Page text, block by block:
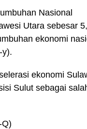
Nasional
Utara sebesar
ekonomi
y).
ekonomi
Sulut sebagai